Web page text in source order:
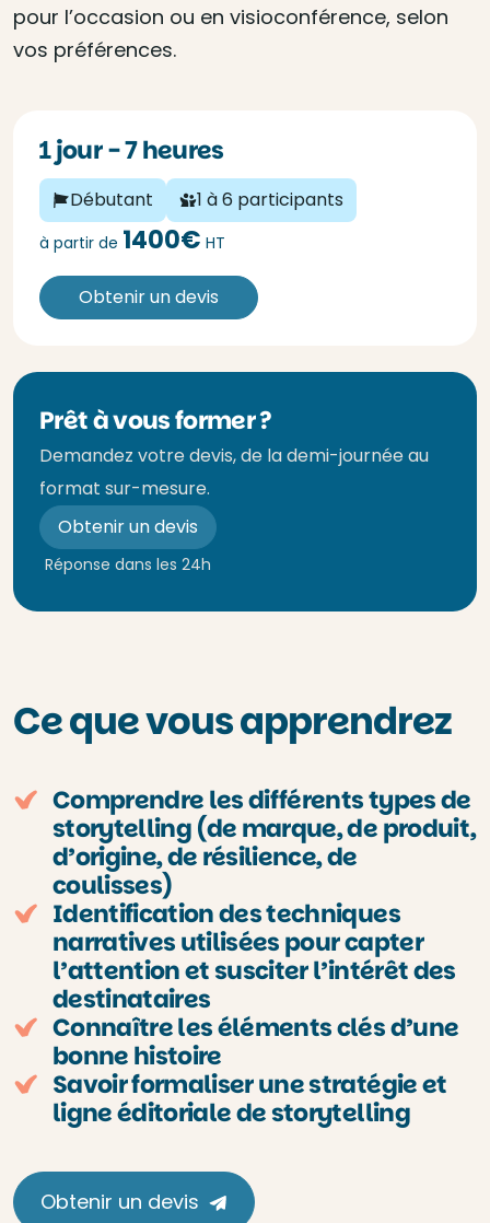
pour l’occasion ou en visioconférence, selon
vos préférences.
1 jour - 7 heures
Débutant 1 à 6 participants
à partir de 1400€ HT
Obtenir un devis
Prêt à vous former ?
Demandez votre devis, de la demi-journée au
format sur-mesure.
Obtenir un devis
Réponse dans les 24h
Ce que vous apprendrez
Comprendre les différents types de
storytelling (de marque, de produit,
d’origine, de résilience, de
coulisses)
Identification des techniques
narratives utilisées pour capter
l’attention et susciter l’intérêt des
destinataires
Connaître les éléments clés d’une
bonne histoire
Savoir formaliser une stratégie et
ligne éditoriale de storytelling
Obtenir un devis